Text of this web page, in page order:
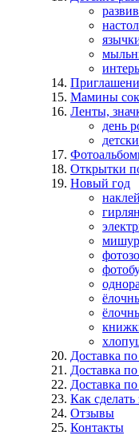
Мамины
Ленты,
день
Открытки
Новый год
Доставка
Доставка
Доставка
Как сделать
Отзывы
Контакты